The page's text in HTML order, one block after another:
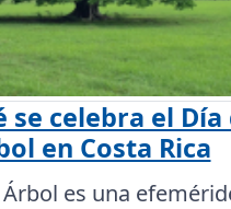
se celebra el Día
en Costa Rica
Árbol es una